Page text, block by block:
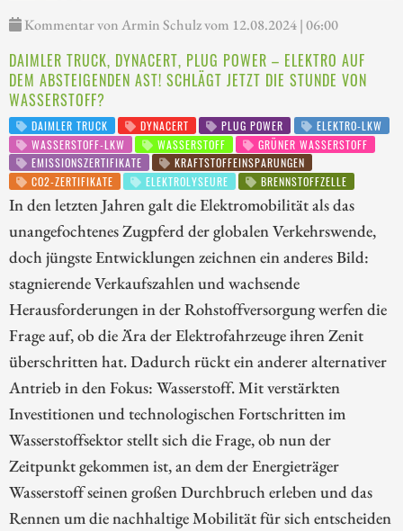
Kommentar von Armin Schulz vom 12.08.2024 | 06:00
DAIMLER TRUCK, DYNACERT, PLUG POWER – ELEKTRO AUF
DEM ABSTEIGENDEN AST! SCHLÄGT JETZT DIE STUNDE VON
WASSERSTOFF?
DAIMLER TRUCK DYNACERT PLUG POWER
ELEKTRO-LKW
WASSERSTOFF-LKW
WASSERSTOFF
GRÜNER WASSERSTOFF
EMISSIONSZERTIFIKATE
KRAFTSTOFFEINSPARUNGEN
CO2-ZERTIFIKATE
ELEKTROLYSEURE BRENNSTOFFZELLE
In den letzten Jahren galt die Elektromobilität als das
unangefochtenes Zugpferd der globalen Verkehrswende,
doch jüngste Entwicklungen zeichnen ein anderes Bild:
stagnierende Verkaufszahlen und wachsende
Herausforderungen in der Rohstoffversorgung werfen die
Frage auf, ob die Ära der Elektrofahrzeuge ihren Zenit
überschritten hat. Dadurch rückt ein anderer alternativer
Antrieb in den Fokus: Wasserstoff. Mit verstärkten
Investitionen und technologischen Fortschritten im
Wasserstoffsektor stellt sich die Frage, ob nun der
Zeitpunkt gekommen ist, an dem der Energieträger
Wasserstoff seinen großen Durchbruch erleben und das
Rennen um die nachhaltige Mobilität für sich entscheiden